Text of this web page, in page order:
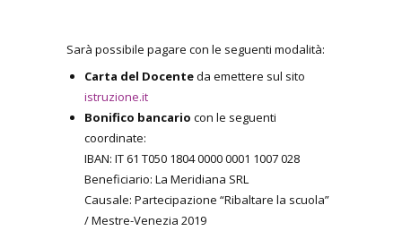
Sarà possibile pagare con le seguenti modalità:
Carta del Docenteda emettere sul sito
istruzione.it
Bonifico bancario con le seguenti
coordinate:
IBAN: IT 61 T050 1804 0000 0001 1007 028
Beneficiario: La Meridiana SRL
Causale: Partecipazione “Ribaltare la scuola”
/ Mestre-Venezia 2019